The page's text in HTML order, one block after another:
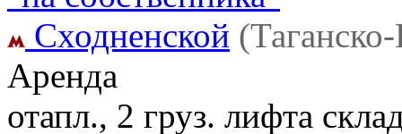
Сходненской
Аренда
отапл., 2 груз. лифта